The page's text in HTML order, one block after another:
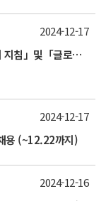
「개도국대학 교원 지원 프로그램 장학금 관리 지침」및「글로벌 초우수 인재 육성사업 장학금 관리 지침」개정 안내
2024-12-17
용 (~12.22까지)
2024-12-17
2024-12-16